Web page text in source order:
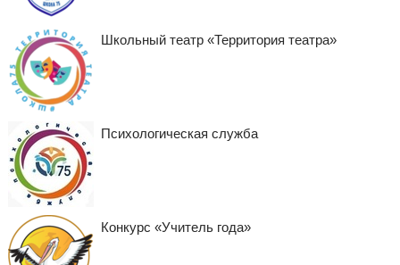
Школьный театр «Территория театра»
Психологическая служба
Конкурс «Учитель года»